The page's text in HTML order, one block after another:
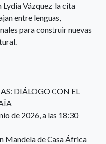
Vázquez, la cita
entre lenguas,
para construir nuevas
DIÁLOGO CON EL
de 2026, a las 18:30
Mandela de Casa África